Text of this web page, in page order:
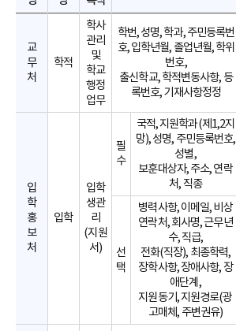
교
무
처
학적
학사
관리
및
학교
행정
업무
학번, 성명, 학과, 주민등록번
호, 입학년월, 졸업년월, 학위
번호,
출신학교, 학적변동사항, 등
록번호, 기재사항정정
입
학
홍
보
처
입학
입학
생관
리
(지원
서)
필
수
국적, 지원학과(제1,2지
망), 성명, 주민등록번호,
성별,
보훈대상자, 주소, 연락
처, 직종
선
택
병력사항, 이메일, 비상
연락처, 회사명, 근무년
수, 직급,
전화(직장), 최종학력,
장학사항, 장애사항, 장
애단계,
지원동기, 지원경로(광
고매체, 주변권유)